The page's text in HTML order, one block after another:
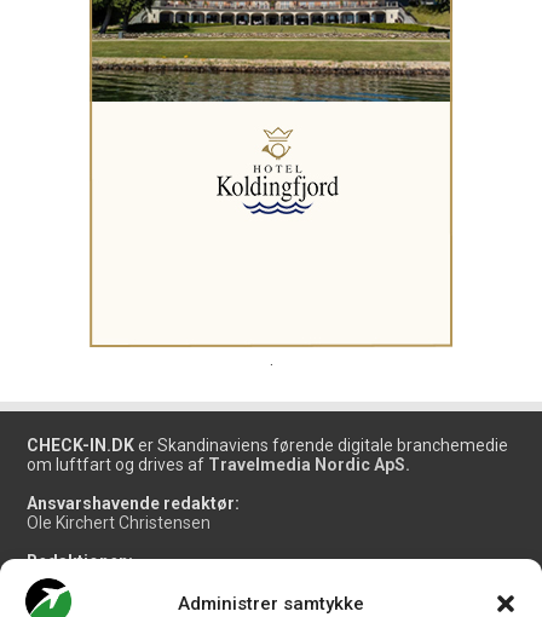
Administrer samtykke
.
CHECK-IN.DK er Skandinaviens førende digitale branchemedie
om luftfart og drives af Travelmedia Nordic ApS.
Ansvarshavende redaktør:
Ole Kirchert Christensen
Redaktionen:
Christian Granhøj Skouboe
Henrik Baumgarten